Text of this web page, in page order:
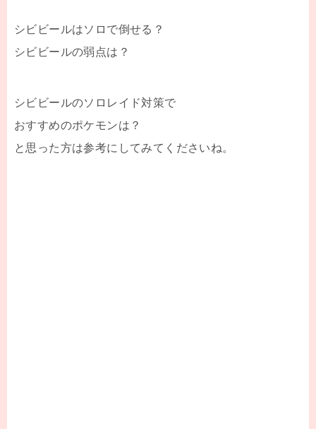
シビビールはソロで倒せる？
シビビールの弱点は？
シビビールのソロレイド対策で
おすすめのポケモンは？
と思った方は参考にしてみてくださいね。